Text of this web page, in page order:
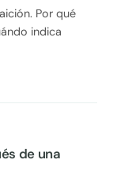
Por qué
indica
de una